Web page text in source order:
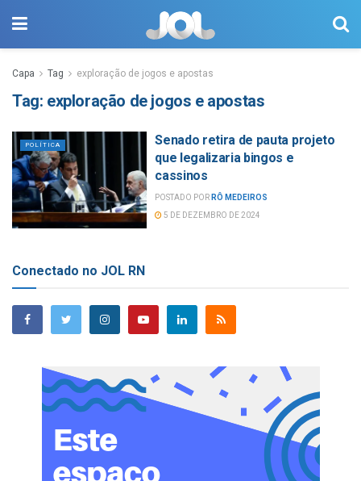
Capa Tag exploração de jogos e apostas
Tag: exploração de jogos e apostas
POLÍTICA
Senado retira de pauta projeto
que legalizaria bingos e
cassinos
POSTADO POR RÔ MEDEIROS
5 DE DEZEMBRO DE 2024
Conectado no JOL RN